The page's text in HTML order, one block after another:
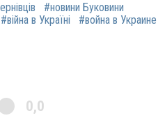
#новини Буковини
#війна в Україні #война в Украине
0,0